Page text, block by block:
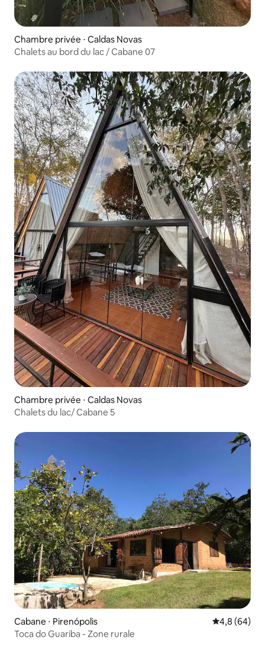
Chambre privée ⋅ Caldas Novas
Chalets au bord du lac / Cabane 07
Chambre privée ⋅ Caldas Novas
Chalets du lac/ Cabane 5
Cabane ⋅ Pirenópolis Évaluation
4,8 (64)
Toca do Guariba - Zone rurale